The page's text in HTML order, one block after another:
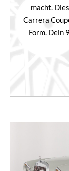
macht.
Carrera
Form. Dein